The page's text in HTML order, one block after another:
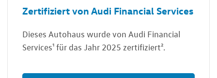
Zertifiziert von Audi Financial Services
Dieses Autohaus wurde von Audi Financial
Services¹ für das Jahr 2025 zertifiziert².